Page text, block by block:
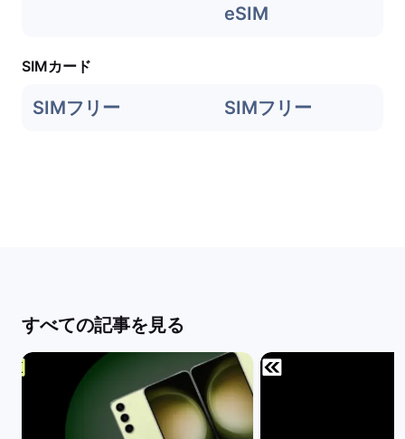
eSIM
SIMカード
SIMフリー SIMフリー
すべての記事を見る